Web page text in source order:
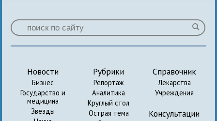
Новости
Бизнес
Государство и
медицина
Звезды
Рубрики
Репортаж
Аналитика
Круглый стол
Острая тема
Справочник
Лекарства
Учреждения
Консультации